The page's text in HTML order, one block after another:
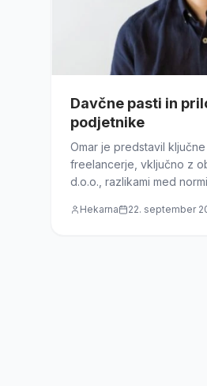
Davčne pasti in
podjetnike
Omar je predstavil
freelancerje, vključno z
d.o.o., razlikami med
vstopom v sistem DDV.
Hekarna 22. september